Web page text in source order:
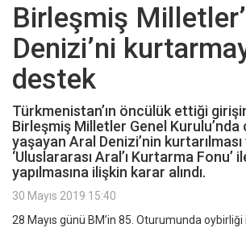
Birleşmiş
Denizi’ni
destek
Türkmenistan’ın öncülük ettiği
Birleşmiş Milletler Genel
yaşayan Aral Denizi’nin
‘Uluslararası Aral’ı Kurtarma Fonu’
yapılmasına ilişkin karar alındı.
30 Mayıs 2019 15:40
28 Mayıs günü BM’in 85. Oturumunda oybirliği